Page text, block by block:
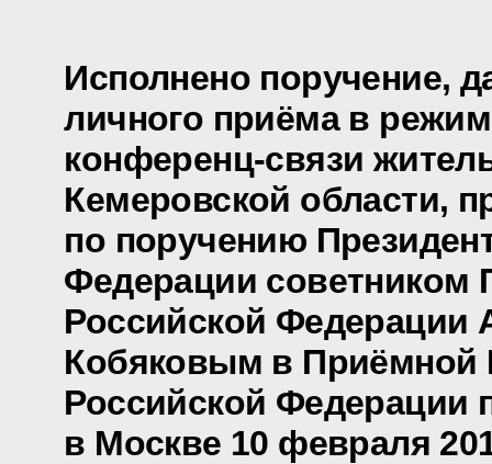
Исполнено поручение,
личного приёма в
конференц-связи
Кемеровской области,
по поручению
Федерации советником
Российской Федерации
Кобяковым в Приёмной
Российской Федерации
в Москве 10 февраля